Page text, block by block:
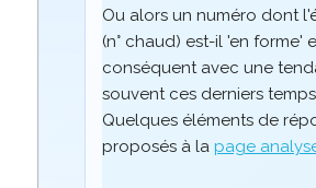
Ou alors un numéro dont
(n° chaud) est-il 'en forme'
conséquent avec une
souvent ces derniers temps
Quelques éléments de
proposés à la page